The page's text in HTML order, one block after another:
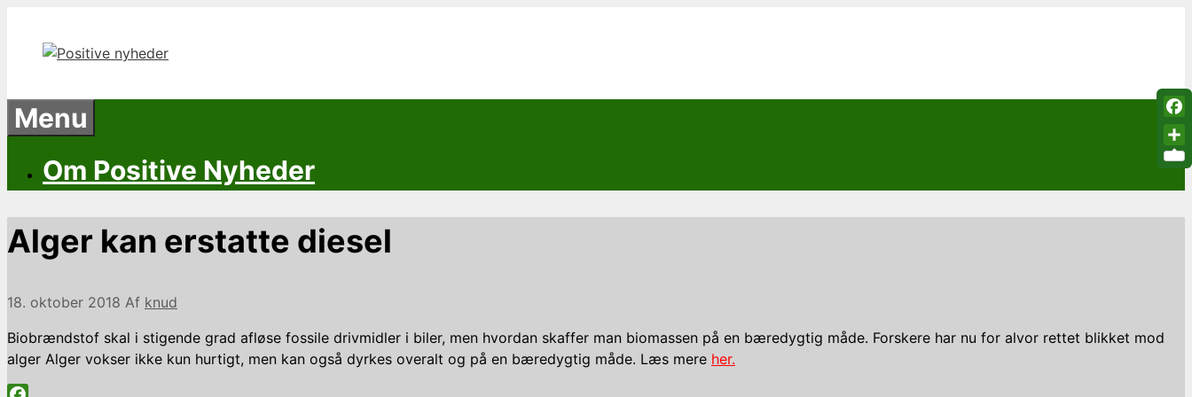
indhold
Menu
Om Positive Nyheder
Alger kan erstatte diesel
18. oktober 2018 Af knud
Biobrændstof skal i stigende grad afløse fossile drivmidler i biler, men hvordan skaffer man biomassen på en bæredygtig måde. Forskere har nu for alvor rettet blikket mod
alger Alger vokser ikke kun hurtigt, men kan også dyrkes overalt og på en bæredygtig måde. Læs mere her.